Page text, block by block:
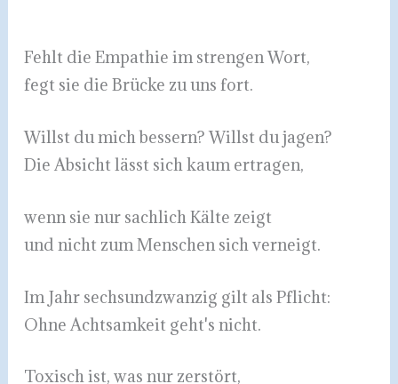
Fehlt die Empathie im strengen Wort,
fegt sie die Brücke zu uns fort.
Willst du mich bessern? Willst du jagen?
Die Absicht lässt sich kaum ertragen,
wenn sie nur sachlich Kälte zeigt
und nicht zum Menschen sich verneigt.
Im Jahr sechsundzwanzig gilt als Pflicht:
Ohne Achtsamkeit geht's nicht.
Toxisch ist, was nur zerstört,